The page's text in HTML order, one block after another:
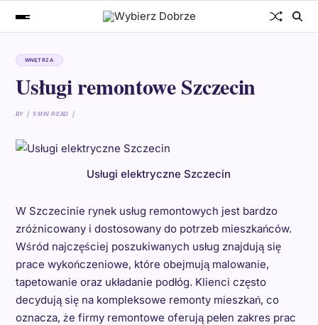
WNĘTRZA
Usługi remontowe Szczecin
BY 9 MIN READ
Usługi elektryczne Szczecin
W Szczecinie rynek usług remontowych jest bardzo
zróżnicowany i dostosowany do potrzeb mieszkańców.
Wśród najczęściej poszukiwanych usług znajdują się
prace wykończeniowe, które obejmują malowanie,
tapetowanie oraz układanie podłóg. Klienci często
decydują się na kompleksowe remonty mieszkań, co
oznacza, że firmy remontowe oferują pełen zakres prac